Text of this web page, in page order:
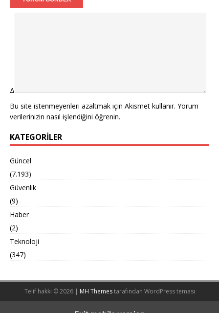
Δ
Bu site istenmeyenleri azaltmak için Akismet kullanır. Yorum
verilerinizin nasıl işlendiğini öğrenin.
KATEGORILER
Güncel
(7.193)
Güvenlik
(9)
Haber
(2)
Teknoloji
(347)
Telif hakkı © 2026 | MH Themestarafından WordPress teması